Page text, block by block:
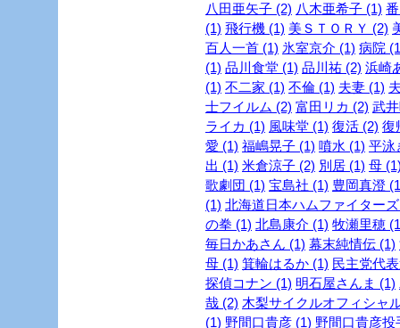
八田亜矢子 (2) 八木亜希子 (1)
(1) 飛行機 (1) 美ＳＴＯＲＹ (2)
百人一首 (1) 氷室京介 (1) 病院
(1) 品川食堂 (1) 品川祐 (2) 浜崎
(1) 不二家 (1) 不倫 (1) 夫妻 (1)
士フイルム (2) 富田リカ (2) 武
ライカ (1) 風味堂 (1) 復活 (2) 復
愛 (1) 福嶋晃子 (1) 噴水 (1) 平泳
出 (1) 米倉涼子 (2) 別居 (1) 母
歌劇団 (1) 宝島社 (1) 豊岡真澄
(1) 北海道日本ハムファイター
の拳 (1) 北島康介 (1) 牧瀬里穂
毎日かあさん (1) 幕末純情伝 (1)
母 (1) 箕輪はるか (1) 民主党代
探偵コナン (1) 明石屋さんま (1)
哉 (2) 木梨サイクルオフィシャ
(1) 野間口貴彦 (1) 野間口貴彦投